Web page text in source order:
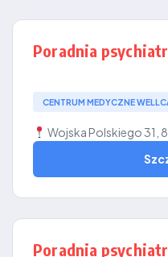
Poradnia
CENTRUM MEDYCZNE
Wojska Polskiego 31,
Poradnia